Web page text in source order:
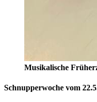
Musikalische
Schnupperwoche vom